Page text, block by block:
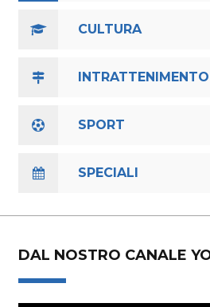
CULTURA
INTRATTENIMENTO
SPORT
SPECIALI
DAL NOSTRO CANALE